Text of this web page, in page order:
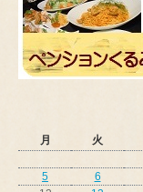
月 火
5
6